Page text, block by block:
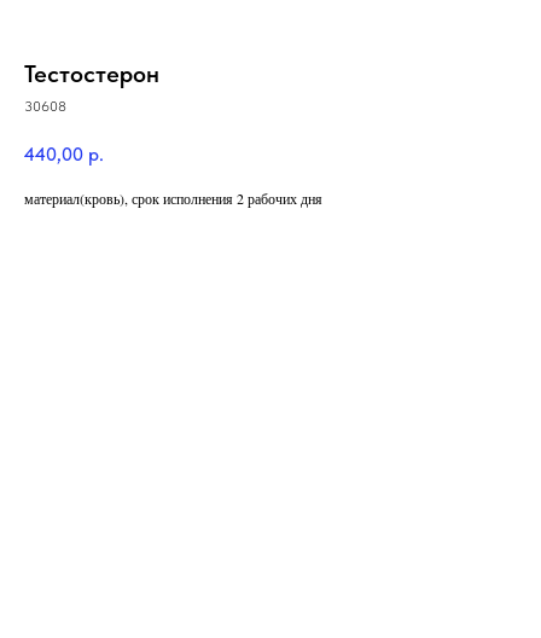
Тестостерон
30608
440,00 р.
материал(кровь), срок исполнения 2 рабочих дня